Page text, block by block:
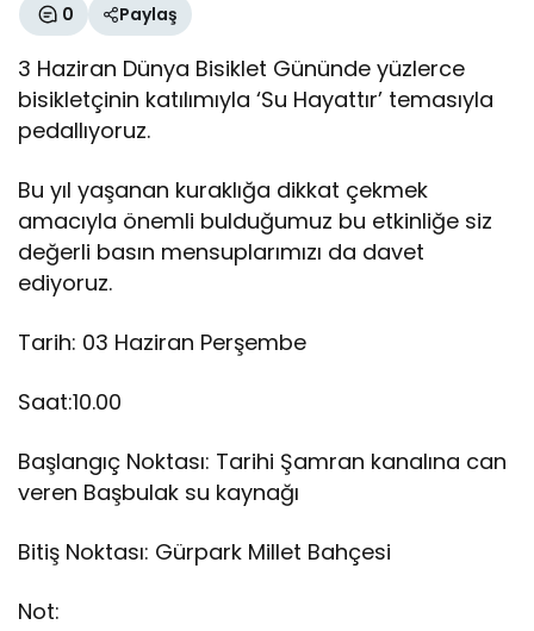
0 Paylaş
3 Haziran Dünya Bisiklet Gününde yüzlerce
bisikletçinin katılımıyla ‘Su Hayattır’ temasıyla
pedallıyoruz.
Bu yıl yaşanan kuraklığa dikkat çekmek
amacıyla önemli bulduğumuz bu etkinliğe siz
değerli basın mensuplarımızı da davet
ediyoruz.
Tarih: 03 Haziran Perşembe
Saat:10.00
Başlangıç Noktası: Tarihi Şamran kanalına can
veren Başbulak su kaynağı
Bitiş Noktası: Gürpark Millet Bahçesi
Not: